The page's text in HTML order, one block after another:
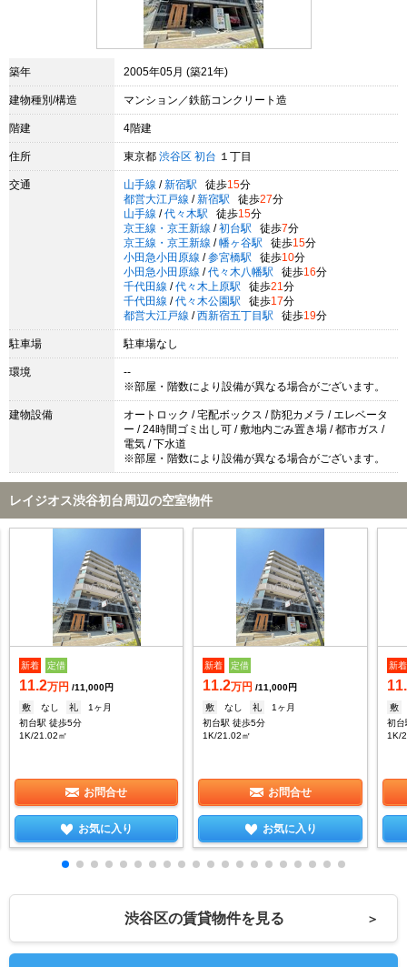
築年 2005年05月 (築21年)
建物種別/構造 マンション／鉄筋コンクリート造
階建 4階建
住所 東京都 渋谷区 初台 １丁目
交通 山手線 / 新宿駅 徒歩15分
都営大江戸線 / 新宿駅 徒歩27分
山手線 / 代々木駅 徒歩15分
京王線・京王新線 / 初台駅 徒歩7分
京王線・京王新線 / 幡ヶ谷駅 徒歩15分
小田急小田原線 / 参宮橋駅 徒歩10分
小田急小田原線 / 代々木八幡駅 徒歩16分
千代田線 / 代々木上原駅 徒歩21 分
千代田線 / 代々木公園駅 徒歩17分
都営大江戸線 / 西新宿五丁目駅 徒歩19分
駐車場 駐車場なし
環境
--
※部屋・階数により設備が異なる場合がございます。
建物設備
オートロック / 宅配ボックス / 防犯カメラ / エレベータ
ー / 24時間ゴミ出し可 / 敷地内ごみ置き場 / 都市ガス /
電気 / 下水道
※部屋・階数により設備が異なる場合がございます。
レイジオス渋谷初台周辺の空室物件
新着 定借
11.2万円 /11,000円
敷
なし 礼
1ヶ月
初台駅 徒歩5分
1K/21.02㎡
お問合せ
お気に入り
新着 定借
11.2万円 /11,000円
敷
なし 礼
1ヶ月
初台駅 徒歩5分
1K/21.02㎡
お問合せ
お気に入り
新着
敷
初台
1K/
渋谷区の賃貸物件を見る ＞